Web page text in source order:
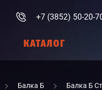
+7 (3852) 50-20-
КАТАЛОГ
Балка Б Балка Б